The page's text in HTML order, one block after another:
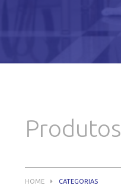
Produtos
HOME CATEGORIAS